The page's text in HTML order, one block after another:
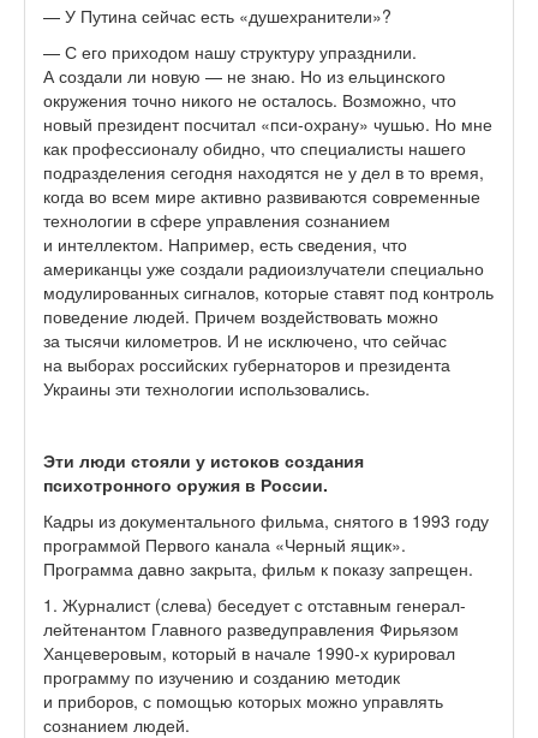
— У Путина сейчас есть «душехранители»?
— С его приходом нашу структуру упразднили.
А создали ли новую — не знаю. Но из ельцинского
окружения точно никого не осталось. Возможно, что
новый президент посчитал «пси-охрану» чушью. Но мне
как профессионалу обидно, что специалисты нашего
подразделения сегодня находятся не у дел в то время,
когда во всем мире активно развиваются современные
технологии в сфере управления сознанием
и интеллектом. Например, есть сведения, что
американцы уже создали радиоизлучатели специально
модулированных сигналов, которые ставят под контроль
поведение людей. Причем воздействовать можно
за тысячи километров. И не исключено, что сейчас
на выборах российских губернаторов и президента
Украины эти технологии использовались.
Эти люди стояли у истоков создания
психотронного оружия в России.
Кадры из документального фильма, снятого в 1993 году
программой Первого канала «Черный ящик».
Программа давно закрыта, фильм к показу запрещен.
1. Журналист (слева) беседует с отставным генерал-
лейтенантом Главного разведуправления Фирьязом
Ханцеверовым, который в начале 1990-х курировал
программу по изучению и созданию методик
и приборов, с помощью которых можно управлять
сознанием людей.